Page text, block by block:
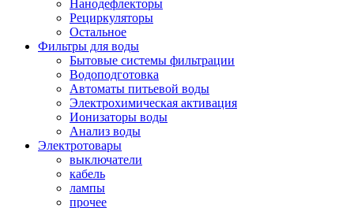
Нанодефлекторы
Рециркуляторы
Остальное
Фильтры для воды
Бытовые системы фильтрации
Водоподготовка
Автоматы питьевой воды
Электрохимическая активация
Ионизаторы воды
Анализ воды
Электротовары
выключатели
кабель
лампы
прочее